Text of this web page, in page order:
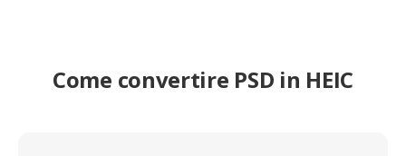
Come convertire PSD in HEIC